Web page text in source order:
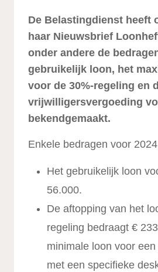
De Belastingdienst heeft
haar Nieuwsbrief
onder andere de
gebruikelijk loon, het
voor de 30%-regeling en
vrijwilligersvergoeding
bekendgemaakt.
Enkele bedragen voor
Het gebruikelijk loon
56.000.
De aftopping van het
regeling bedraagt €
minimale loon voor
met een specifieke